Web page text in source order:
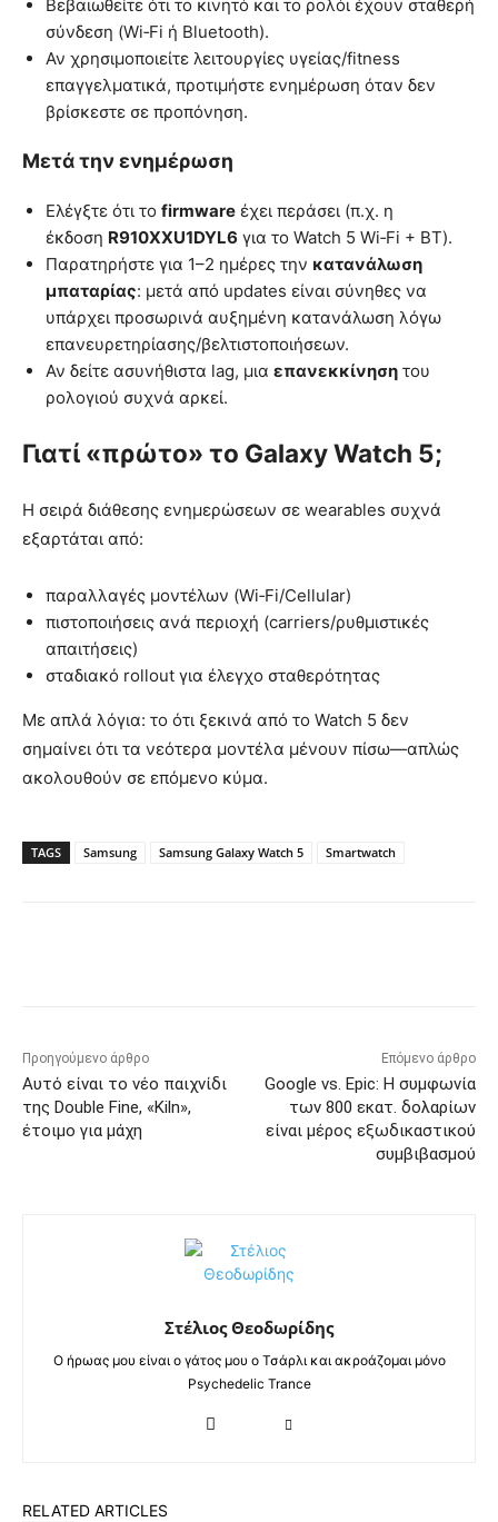
Βεβαιωθείτε ότι το κινητό και το ρολόι έχουν σταθερή
σύνδεση (Wi‑Fi ή Bluetooth).
Αν χρησιμοποιείτε λειτουργίες υγείας/fitness
επαγγελματικά, προτιμήστε ενημέρωση όταν δεν
βρίσκεστε σε προπόνηση.
Μετά την ενημέρωση
Ελέγξτε ότι το firmware έχει περάσει (π.χ. η
έκδοση R910XXU1DYL6 για το Watch 5 Wi‑Fi + BT).
Παρατηρήστε για 1–2 ημέρες την κατανάλωση
μπαταρίας: μετά από updates είναι σύνηθες να
υπάρχει προσωρινά αυξημένη κατανάλωση λόγω
επανευρετηρίασης/βελτιστοποιήσεων.
Αν δείτε ασυνήθιστα lag, μια επανεκκίνηση του
ρολογιού συχνά αρκεί.
Γιατί «πρώτο» το Galaxy Watch 5;
Η σειρά διάθεσης ενημερώσεων σε wearables συχνά
εξαρτάται από:
παραλλαγές μοντέλων (Wi‑Fi/Cellular)
πιστοποιήσεις ανά περιοχή (carriers/ρυθμιστικές
απαιτήσεις)
σταδιακό rollout για έλεγχο σταθερότητας
Με απλά λόγια: το ότι ξεκινά από το Watch 5 δεν
σημαίνει ότι τα νεότερα μοντέλα μένουν πίσω—απλώς
ακολουθούν σε επόμενο κύμα.
TAGS Samsung Samsung Galaxy Watch 5 Smartwatch
Προηγούμενο άρθρο
Αυτό είναι το νέο παιχνίδι
της Double Fine, «Kiln»,
έτοιμο για μάχη
Επόμενο άρθρο
Google vs. Epic: Η συμφωνία
των 800 εκατ. δολαρίων
είναι μέρος εξωδικαστικού
συμβιβασμού
Στέλιος Θεοδωρίδης
Ο ήρωας μου είναι ο γάτος μου ο Τσάρλι και ακροάζομαι μόνο
Psychedelic Trance
RELATED ARTICLES